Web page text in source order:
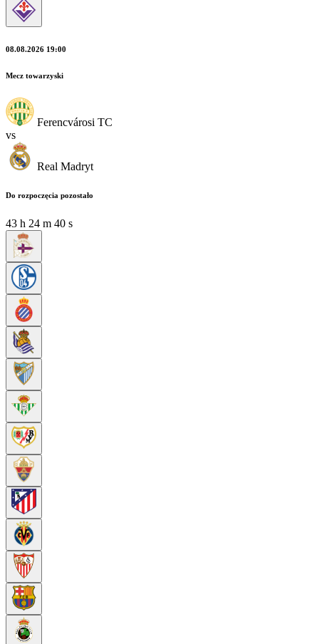
08.08.2026 19:00
Mecz towarzyski
Ferencvárosi TC
vs
Real Madryt
Do rozpoczęcia pozostało
43 h 24 m 38 s